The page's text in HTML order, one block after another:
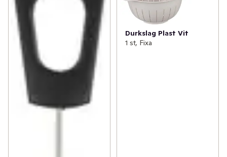
Durkslag Plast Vit
1 st, Fixa